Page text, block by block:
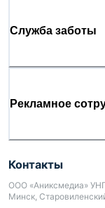
Служба заботы
Рекламное
Контакты
ООО «Аниксмедиа»
Минск,